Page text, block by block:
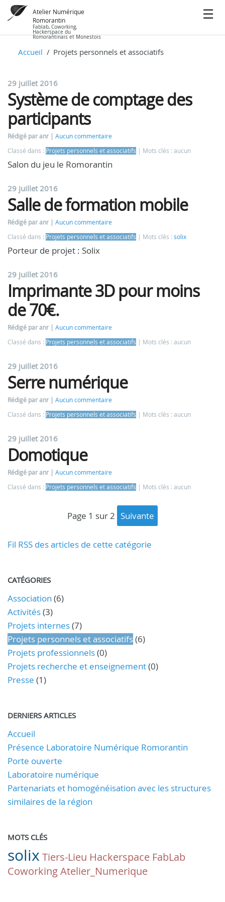
Atelier Numérique
Romorantin
Fablab, Coworking,
Hackerspace du
Romorantinais et Monestois
Accueil Projets personnels et associatifs
29 juillet 2016
Système de comptage des
participants
Rédigé par anr
Aucun commentaire
Classé dans : Projets personnels et associatifs Mots clés : aucun
Salon du jeu le Romorantin
29 juillet 2016
Salle de formation mobile
Rédigé par anr
Aucun commentaire
Classé dans : Projets personnels et associatifs Mots clés : solix
Porteur de projet : Solix
29 juillet 2016
Imprimante 3D pour moins
de 70€.
Rédigé par anr
Aucun commentaire
Classé dans : Projets personnels et associatifs Mots clés : aucun
29 juillet 2016
Serre numérique
Rédigé par anr
Aucun commentaire
Classé dans : Projets personnels et associatifs Mots clés : aucun
29 juillet 2016
Domotique
Rédigé par anr
Aucun commentaire
Classé dans : Projets personnels et associatifs Mots clés : aucun
page 1 sur 2 suivante
Fil RSS des articles de cette catégorie
CATÉGORIES
Association (6)
Activités(3)
Projets internes(7)
Projets personnels et associatifs(6)
Projets professionnels(0)
Projets recherche et enseignement(0)
Presse (1)
DERNIERS ARTICLES
Accueil
Présence Laboratoire Numérique Romorantin
Porte ouverte
Laboratoire numérique
Partenariats et homogénéisation avec les structures
similaires de la région
MOTS CLÉS
solix Tiers-Lieu Hackerspace FabLab
CoworkingAtelier_Numerique